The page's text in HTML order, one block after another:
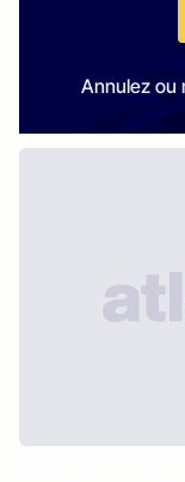
Annulez ou